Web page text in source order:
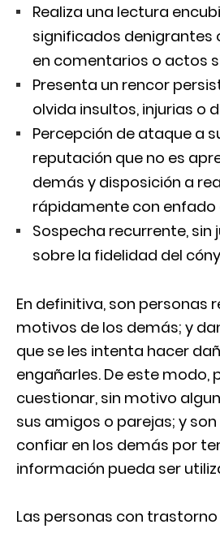
Realiza una lectura
significados denigrantes
en comentarios o actos
Presenta un rencor
olvida insultos, injurias o
Percepción de ataque a
reputación que no es
demás y disposición a
rápidamente con
Sospecha recurrente, sin
sobre la fidelidad del
En definitiva, son personas
motivos de los demás; y
que se les intenta hacer
engañarles. De este modo,
cuestionar, sin motivo
sus amigos o parejas; y
confiar en los demás por
información pueda ser
Las personas con